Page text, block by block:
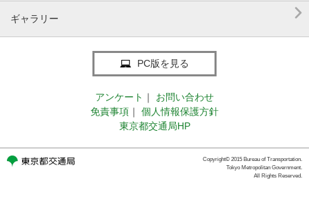
ギャラリー 
PC版を見る
アンケート ｜
お問い合わせ
免責事項 ｜
個人情報保護方針
東京都交通局HP
Copyright© 2015 Bureau of Transportation.
Tokyo Metropolitan Government.
All Rights Reserved.